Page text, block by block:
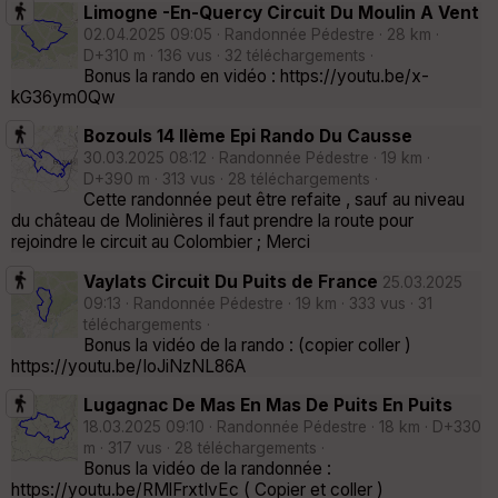
Limogne -En-Quercy Circuit Du Moulin A Vent
02.04.2025 09:05 · Randonnée Pédestre · 28 km ·
D+310 m · 136 vus · 32 téléchargements ·
Bonus la rando en vidéo : https://youtu.be/x-
kG36ym0Qw
Bozouls 14 IIème Epi Rando Du Causse
30.03.2025 08:12 · Randonnée Pédestre · 19 km ·
D+390 m · 313 vus · 28 téléchargements ·
Cette randonnée peut être refaite , sauf au niveau
du château de Molinières il faut prendre la route pour
rejoindre le circuit au Colombier ; Merci
Vaylats Circuit Du Puits de France 25.03.2025
09:13 · Randonnée Pédestre · 19 km · 333 vus · 31
téléchargements ·
Bonus la vidéo de la rando : (copier coller )
https://youtu.be/IoJiNzNL86A
Lugagnac De Mas En Mas De Puits En Puits
18.03.2025 09:10 · Randonnée Pédestre · 18 km · D+330
m · 317 vus · 28 téléchargements ·
Bonus la vidéo de la randonnée :
https://youtu.be/RMlFrxtIvEc ( Copier et coller )